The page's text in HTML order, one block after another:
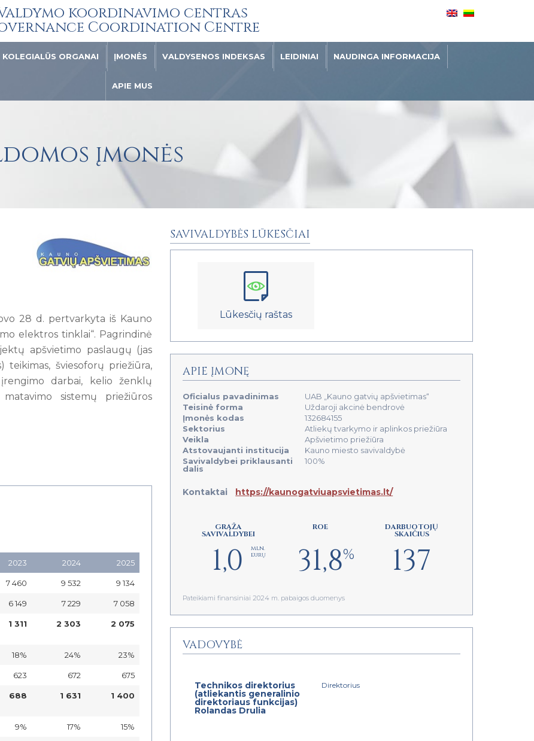
koordinavimo centras
Coordination Centre
KOLEGIALŪS ORGANAI ĮMONĖS VALDYSENOS INDEKSAS LEIDINIAI NAUDINGA INFORMACIJA
APIE MUS
įmonės
28 d. pertvarkyta iš Kauno
elektros tinklai“. Pagrindinė
apšvietimo paslaugų (jas
šviesoforų priežiūra,
darbai, kelio ženklų
sistemų priežiūros
2023 2024 2025
7 460 9 532 9 134
6 149 7 229 7 058
1 311 2 303 2 075
18% 24% 23%
623 672 675
688 1 631 1 400
9% 17% 15%
SAVIVALDYBĖS LŪKESČIAI
Lūkesčių raštas
APIE ĮMONĘ
Oficialus pavadinimas
UAB „Kauno gatvių apšvietimas“
Teisinė forma
Uždaroji akcinė bendrovė
Įmonės kodas
132684155
Sektorius
Atliekų tvarkymo ir aplinkos priežiūra
Veikla
Apšvietimo priežiūra
Atstovaujanti institucija
Kauno miesto savivaldybė
Savivaldybei priklausanti
dalis
100%
Kontaktai https://kaunogatviuapsvietimas.lt/
GRĄŽA
SAVIVALDYBEI
1,0 mln.
eurų
ROE
31,8%
DARBUOTOJŲ
SKAIČIUS
137
Pateikiami finansiniai 2024 m. pabaigos duomenys
VADOVYBĖ
Technikos direktorius
(atliekantis generalinio
direktoriaus funkcijas)
Rolandas Drulia
Direktorius